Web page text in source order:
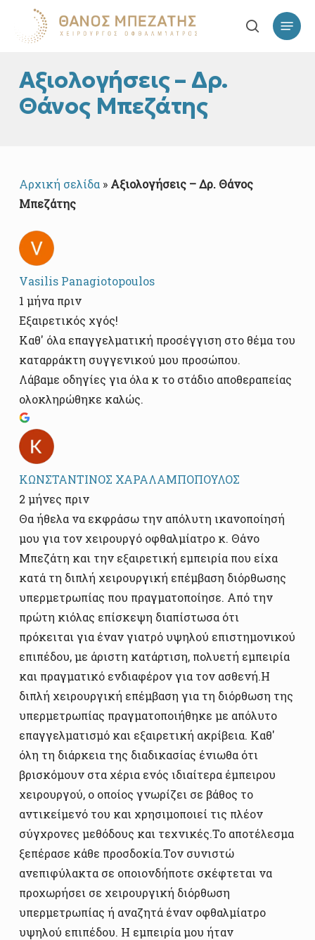
main
search
Αξιολογήσεις – Δρ.
Θάνος Μπεζάτης
Αρχική σελίδα» Αξιολογήσεις – Δρ. Θάνος
Μπεζάτης
Vasilis Panagiotopoulos
1 μήνα πριν
Εξαιρετικός χγός!
Καθ' όλα επαγγελματική προσέγγιση στο θέμα του
καταρράκτη συγγενικού μου προσώπου.
Λάβαμε οδηγίες για όλα κ το στάδιο αποθεραπείας
ολοκληρώθηκε καλώς.
ΚΩΝΣΤΑΝΤΙΝΟΣ ΧΑΡΑΛΑΜΠΟΠΟΥΛΟΣ
2 μήνες πριν
Θα ήθελα να εκφράσω την απόλυτη ικανοποίησή
μου για τον χειρουργό οφθαλμίατρο κ. Θάνο
Μπεζάτη και την εξαιρετική εμπειρία που είχα
κατά τη διπλή χειρουργική επέμβαση διόρθωσης
υπερμετρωπίας που πραγματοποίησε. Από την
πρώτη κιόλας επίσκεψη διαπίστωσα ότι
πρόκειται για έναν γιατρό υψηλού επιστημονικού
επιπέδου, με άριστη κατάρτιση, πολυετή εμπειρία
και πραγματικό ενδιαφέρον για τον ασθενή.Η
διπλή χειρουργική επέμβαση για τη διόρθωση της
υπερμετρωπίας πραγματοποιήθηκε με απόλυτο
επαγγελματισμό και εξαιρετική ακρίβεια. Καθ'
όλη τη διάρκεια της διαδικασίας ένιωθα ότι
βρισκόμουν στα χέρια ενός ιδιαίτερα έμπειρου
χειρουργού, ο οποίος γνωρίζει σε βάθος το
αντικείμενό του και χρησιμοποιεί τις πλέον
σύγχρονες μεθόδους και τεχνικές.Το αποτέλεσμα
ξεπέρασε κάθε προσδοκία.Τον συνιστώ
ανεπιφύλακτα σε οποιονδήποτε σκέφτεται να
προχωρήσει σε χειρουργική διόρθωση
υπερμετρωπίας ή αναζητά έναν οφθαλμίατρο
υψηλού επιπέδου. Η εμπειρία μου ήταν